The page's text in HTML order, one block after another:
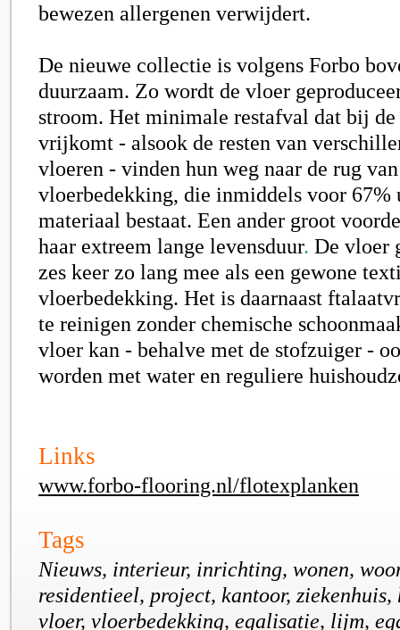
bewezen allergenen verwijdert.
De nieuwe collectie is volgens Forbo
duurzaam. Zo wordt de vloer
stroom. Het minimale restafval dat bij
vrijkomt - alsook de resten van
vloeren - vinden hun weg naar de rug
vloerbedekking, die inmiddels voor 67%
materiaal bestaat. Een ander groot
haar extreem lange levensduur. De vloer
zes keer zo lang mee als een gewone
vloerbedekking. Het is daarnaast
te reinigen zonder chemische
vloer kan - behalve met de stofzuiger -
worden met water en reguliere
Links
www.forbo-flooring.nl/flotexplanken
Tags
Nieuws, interieur, inrichting, wonen,
residentieel, project, kantoor,
vloer, vloerbedekking, egalisatie, lijm,